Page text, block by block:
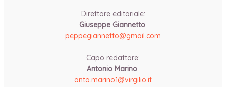
Direttore editoriale:
Giuseppe Giannetto
peppegiannetto@gmail.com
Capo redattore:
Antonio Marino
anto.marino1@virgilio.it